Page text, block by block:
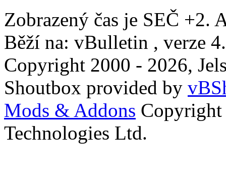
Zobrazený čas je SEČ +2.
Běží na: vBulletin , verze
Copyright 2000 - 2026,
Shoutbox provided by
Mods & Addons
Technologies Ltd.